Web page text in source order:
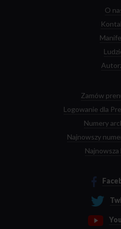
O
Zamów
Logowanie dla
Numery
Najnowszy
Najnowsza